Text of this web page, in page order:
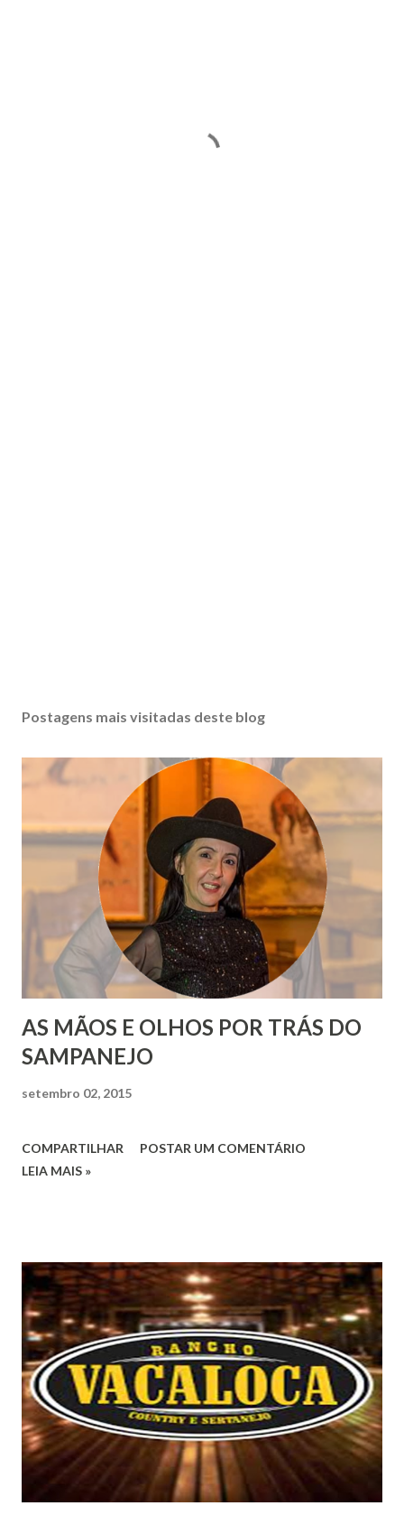
Postagens mais visitadas deste blog
AS MÃOS E OLHOS POR TRÁS DO
SAMPANEJO
setembro 02, 2015
COMPARTILHAR
POSTAR UM COMENTÁRIO
LEIA MAIS »